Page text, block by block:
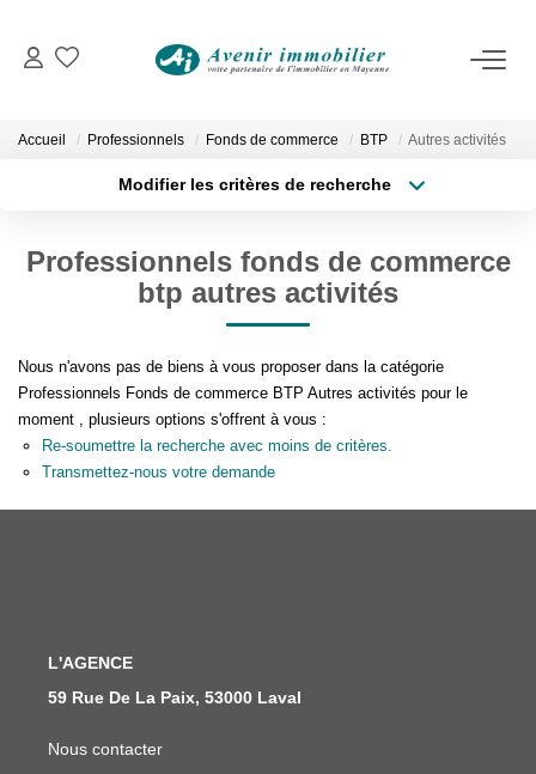
VENTES
Immobilier D'habitation
ESTIMATION
Accueil Professionnels Fonds de commerce BTP Autres activités
Modifier les critères de recherche
Type de bien
Surface min
Créer une alerte
Professionnels fonds de commerce
btp autres activités
Nous n'avons pas de biens à vous proposer dans la catégorie
Professionnels Fonds de commerce BTP Autres activités pour le
moment , plusieurs options s'offrent à vous :
Re-soumettre la recherche avec moins de critères.
Transmettez-nous votre demande
L'AGENCE
59 Rue De La Paix, 53000 Laval
Nous contacter